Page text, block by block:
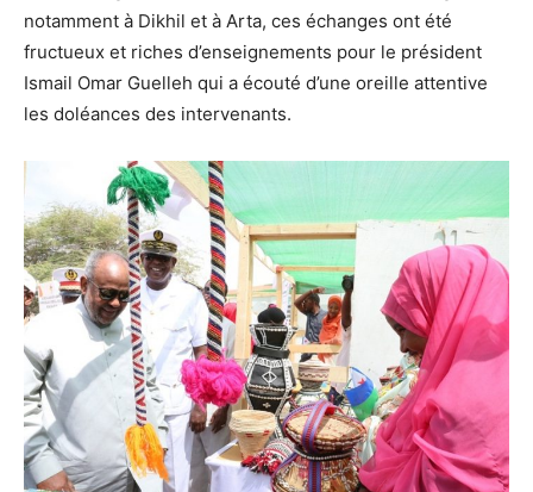
notamment à Dikhil et à Arta, ces échanges ont été
fructueux et riches d’enseignements pour le président
Ismail Omar Guelleh qui a écouté d’une oreille attentive
les doléances des intervenants.